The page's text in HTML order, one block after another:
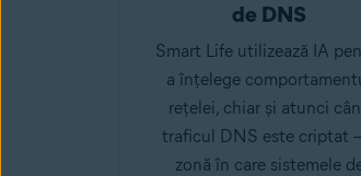
de DNS
Smart Life utilizează IA
a înțelege
rețelei, chiar și atunci
traficul DNS este criptat
zonă în care sistemele